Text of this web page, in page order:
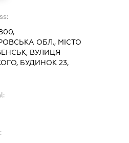
ОБЛ., МІСТО
ВУЛИЦЯ
БУДИНОК 23,